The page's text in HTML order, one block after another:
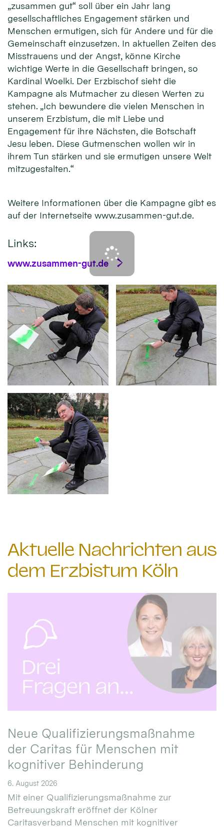
„zusammen gut“ soll über ein Jahr lang
gesellschaftliches Engagement stärken und
Menschen ermutigen, sich für Andere und für die
Gemeinschaft einzusetzen. In aktuellen Zeiten des
Misstrauens und der Angst, könne Kirche
wichtige Werte in die Gesellschaft bringen, so
Kardinal Woelki. Der Erzbischof sieht die
Kampagne als Mutmacher zu diesen Werten zu
stehen. „Ich bewundere die vielen Menschen in
unserem Erzbistum, die mit Liebe und
Engagement für ihre Nächsten, die Botschaft
Jesu leben. Diese Gutmenschen wollen wir in
ihrem Tun stärken und sie ermutigen unsere Welt
mitzugestalten.“
Weitere Informationen über die Kampagne gibt es
auf der Internetseite www.zusammen-gut.de.
Links:
www.zusammen-gut.de
Aktuelle Nachrichten aus
dem Erzbistum Köln
Neue Qualifizierungsmaßnahme
der Caritas für Menschen mit
kognitiver Behinderung
6. August 2026
Mit einer Qualifizierungsmaßnahme zur
Betreuungskraft eröffnet der Kölner
Caritasverband Menschen mit kognitiver